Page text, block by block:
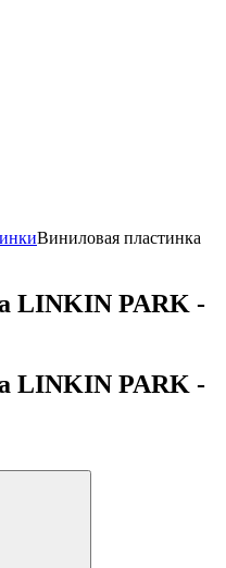
Виниловая пластинка
LINKIN PARK -
LINKIN PARK -